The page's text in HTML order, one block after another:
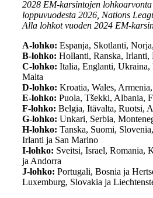
2028 EM-karsintojen
loppuvuodesta 2026, Nations
Alla lohkot vuoden 2024 EM-
A-lohko: Espanja, Skotlanti,
B-lohko: Hollanti, Ranska,
C-lohko: Italia, Englanti, Ukraina,
Malta
D-lohko: Kroatia, Wales,
E-lohko: Puola, Tšekki, Albania,
F-lohko: Belgia, Itävalta, Ruotsi,
G-lohko: Unkari, Serbia,
H-lohko: Tanska, Suomi,
Irlanti ja San Marino
I-lohko: Sveitsi, Israel, Romania,
ja Andorra
J-lohko: Portugali, Bosnia ja
Luxemburg, Slovakia ja